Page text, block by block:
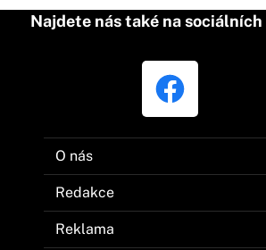
Najdete nás také na
O nás
Redakce
Reklama